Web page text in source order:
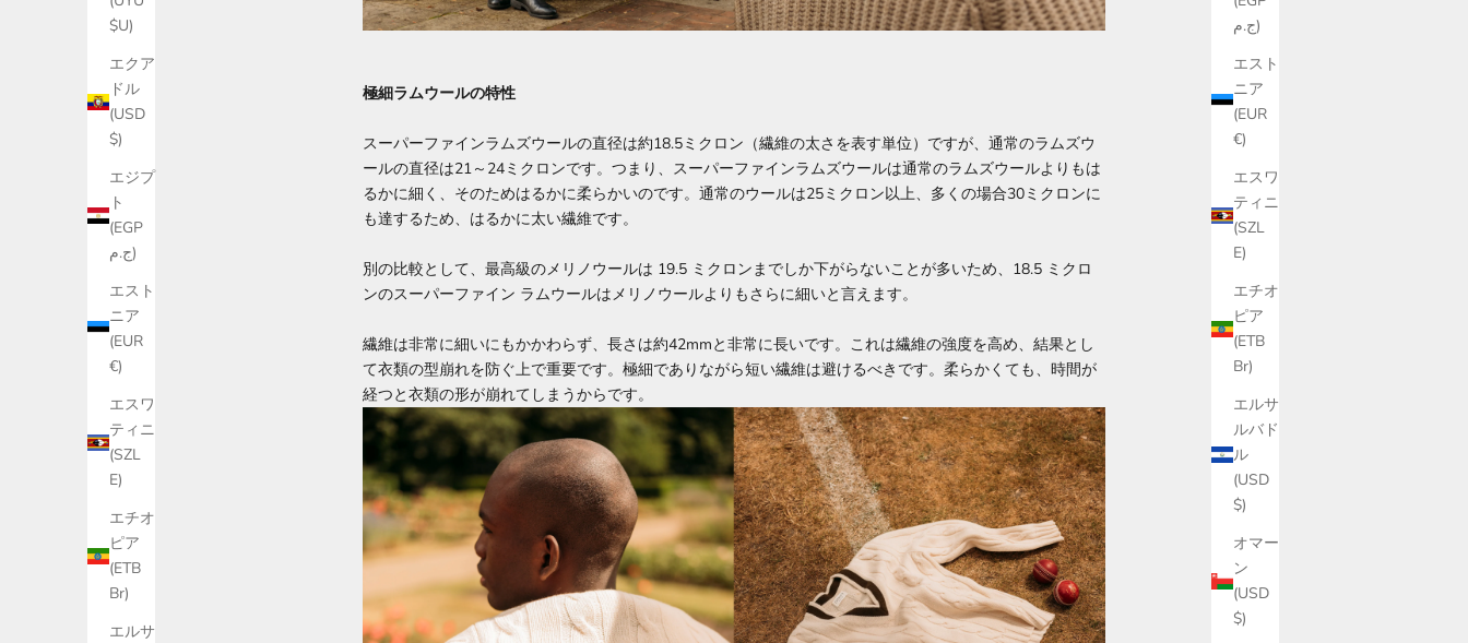
ج.م)
エスト
ニア
(EUR
€)
エスワ
ティニ
(SZL
E)
エチオ
ピア
(ETB
Br)
エルサ
ルバド
ル
(USD
$)
オマー
ン
(USD
$)
$U)
エクア
ドル
(USD
$)
エジプ
ト
(EGP
ج.م)
エスト
ニア
(EUR
€)
エスワ
ティニ
(SZL
E)
エチオ
ピア
(ETB
Br)
エルサ
極細ラムウールの特性
スーパーファインラムズウールの直径は約18.5ミクロン（繊維の太さを表す単位）ですが、通常のラムズウ
ールの直径は21～24ミクロンです。つまり、スーパーファインラムズウールは通常のラムズウールよりもは
るかに細く、そのためはるかに柔らかいのです。通常のウールは25ミクロン以上、多くの場合30ミクロンに
も達するため、はるかに太い繊維です。
別の比較として、最高級のメリノウールは 19.5 ミクロンまでしか下がらないことが多いため、18.5 ミクロ
ンのスーパーファイン ラムウールはメリノウールよりもさらに細いと言えます。
繊維は非常に細いにもかかわらず、長さは約42mmと非常に長いです。これは繊維の強度を高め、結果とし
て衣類の型崩れを防ぐ上で重要です。極細でありながら短い繊維は避けるべきです。柔らかくても、時間が
経つと衣類の形が崩れてしまうからです。